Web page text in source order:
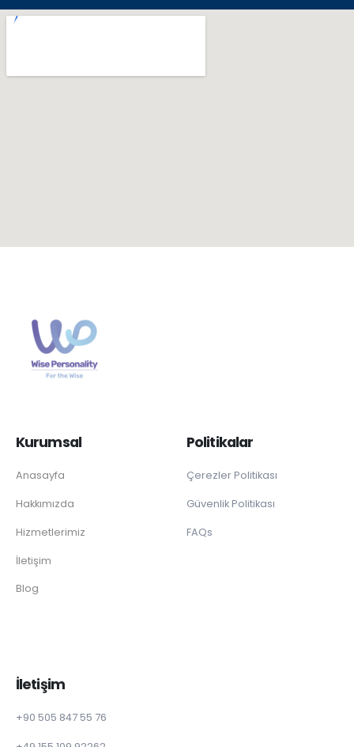
Kurumsal
Anasayfa
Hakkımızda
Hizmetlerimiz
İletişim
Blog
Politikalar
Çerezler Politikası
Güvenlik Politikası
FAQs
İletişim
+90 505 847 55 76